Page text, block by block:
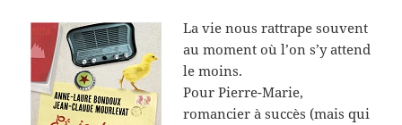
La vie nous rattrape souvent
au moment où l’on s’y attend
le moins.
Pour Pierre-Marie,
romancier à succès (mais qui